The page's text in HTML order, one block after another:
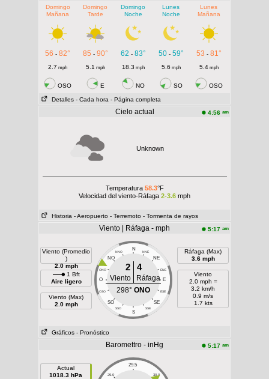
Domingo
Mañana
Domingo
Tarde
Domingo
Noche
Lunes
Noche
Lunes
Mañana
56 - 82° 85 - 90° 62 - 83° 50- 59° 53 - 81°
2.7 mph 5.1 mph 18.3 mph 5.6 mph 5.4mph
OSO E NO SO OSO
Detalles - Cada hora - Página completa
Cielo actual 4:56 am
Unknown
Temperatura 58.3°F
Velocidad del viento-Ráfaga 2-3.6 mph
Historia - Aeropuerto - Terremoto - Tormenta de rayos
Viento | Ráfaga - mph 5:17 am
Viento (Promedio
)
2.0 mph
1 Bft
Aire ligero
Viento (Max)
2.0 mph
N
NNO NNE
NO NE
ONO ENE
O E
OSO ESE
SO SE
SSO SSE
S
2 4
Viento
Ráfaga
298° ONO
Ráfaga (Max)
3.6 mph
Viento
2.0 mph =
3.2 km/h
0.9 m/s
1.7 kts
Gráficos - Pronóstico
Baromettro - inHg 5:17 am
Actual
1018.3 hPa
29.5
29.0 30.0